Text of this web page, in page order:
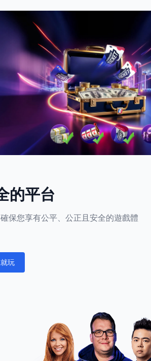
的平台
保您享有公平、公正且安全的遊戲體
玩